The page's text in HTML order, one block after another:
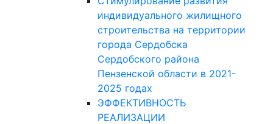
индивидуального жилищного
строительства на территории
города Сердобска
Сердобского района
Пензенской области в 2021-
2025 годах
ЭФФЕКТИВНОСТЬ
РЕАЛИЗАЦИИ